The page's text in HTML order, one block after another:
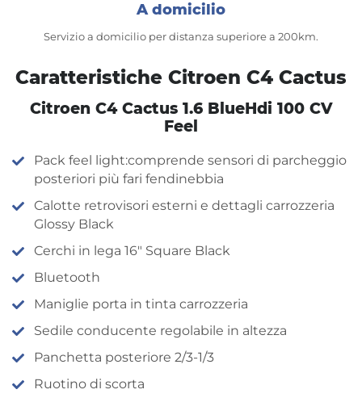
A domicilio
Servizio a domicilio per distanza superiore a 200km.
Caratteristiche Citroen C4 Cactus
Citroen C4 Cactus 1.6 BlueHdi 100 CV
Feel
Pack feel light:comprende sensori di parcheggio
posteriori più fari fendinebbia
Calotte retrovisori esterni e dettagli carrozzeria
Glossy Black
Cerchi in lega 16″ Square Black
Bluetooth
Maniglie porta in tinta carrozzeria
Sedile conducente regolabile in altezza
Panchetta posteriore 2/3-1/3
Ruotino di scorta